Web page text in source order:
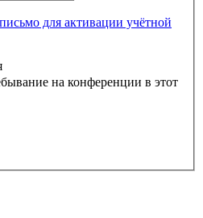
для активации учётной
на конференции в этот